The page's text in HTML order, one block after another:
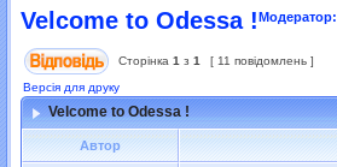
Velcome to Odessa !Модератор:
Сторінка 1 з 1
[ 11 повідомлень ]
Версія для друку
Velcome to Odessa !
Автор